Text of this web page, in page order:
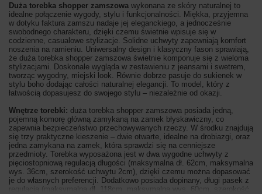
Duża torebka shopper zamszowa wykonana ze skóry naturalnej to
idealne połączenie wygody, stylu i funkcjonalności. Miękka, przyjemna
w dotyku faktura zamszu nadaje jej eleganckiego, a jednocześnie
swobodnego charakteru, dzięki czemu świetnie wpisuje się w
codzienne, casualowe stylizacje. Solidne uchwyty zapewniają komfort
noszenia na ramieniu. Uniwersalny design i klasyczny fason sprawiają,
że duża torebka shopper zamszowa świetnie komponuje się z wieloma
stylizacjami. Doskonale wygląda w zestawieniu z jeansami i swetrem,
tworząc wygodny, miejski look. Równie dobrze pasuje do sukienek w
stylu boho dodając całości naturalnej elegancji. To model, który z
łatwością dopasujesz do swojego stylu – niezależnie od okazji.
Wnętrze torebki: duża torebka shopper zamszowa posiada jedną,
pojemną komorę główną zamykaną na zamek błyskawiczny, co
zapewnia bezpieczeństwo przechowywanych rzeczy. W środku znajdują
się trzy praktyczne kieszenie – dwie otwarte, idealne na drobiazgi, oraz
jedna zamykana na zamek, która sprawdzi się na cenniejsze
przedmioty. Torebka wyposażona jest w dwa wygodne uchwyty z
pięciostopniową regulacją długości (maksymalna dł. 62cm, maksymalna
wys. 36cm, szerokość uchwytu 2cm), dzięki czemu można dopasować
je do własnych preferencji. Dodatkowo posiada dopinany, długi pasek z
regulacją (maksymalna dł. 118cm, maksymalna wys. 60cm, szerokość